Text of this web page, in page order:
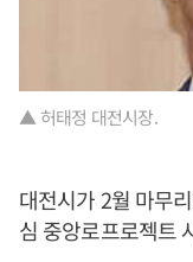
▲ 허태정 대전시장.
대전시가 2월 마무
심 중앙로프로젝트